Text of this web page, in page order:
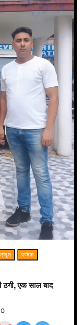
प्रदेश
एक साल बाद
0